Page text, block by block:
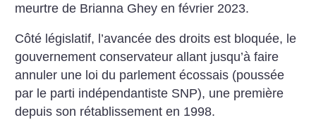
meurtre de Brianna Ghey en février 2023.
Côté législatif, l’avancée des droits est bloquée, le
gouvernement conservateur allant jusqu’à faire
annuler une loi du parlement écossais (poussée
par le parti indépendantiste SNP), une première
depuis son rétablissement en 1998.